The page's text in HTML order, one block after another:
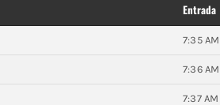
Entrada
7:35 AM
7:36 AM
7:37 AM